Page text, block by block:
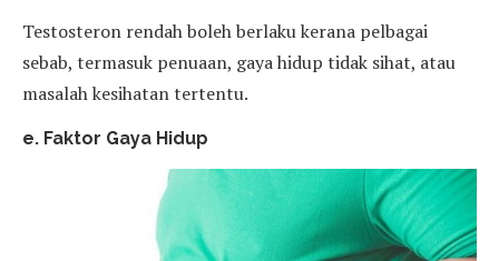
Testosteron rendah boleh berlaku kerana pelbagai
sebab, termasuk penuaan, gaya hidup tidak sihat, atau
masalah kesihatan tertentu.
e. Faktor Gaya Hidup